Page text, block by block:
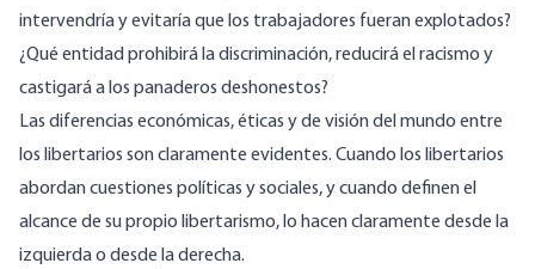
intervendría y evitaría que los trabajadores fueran explotados?
¿Qué entidad prohibirá la discriminación, reducirá el racismo y
castigará a los panaderos deshonestos?
Las diferencias económicas, éticas y de visión del mundo entre
los libertarios son claramente evidentes. Cuando los libertarios
abordan cuestiones políticas y sociales, y cuando definen el
alcance de su propio libertarismo, lo hacen claramente desde la
izquierda o desde la derecha.